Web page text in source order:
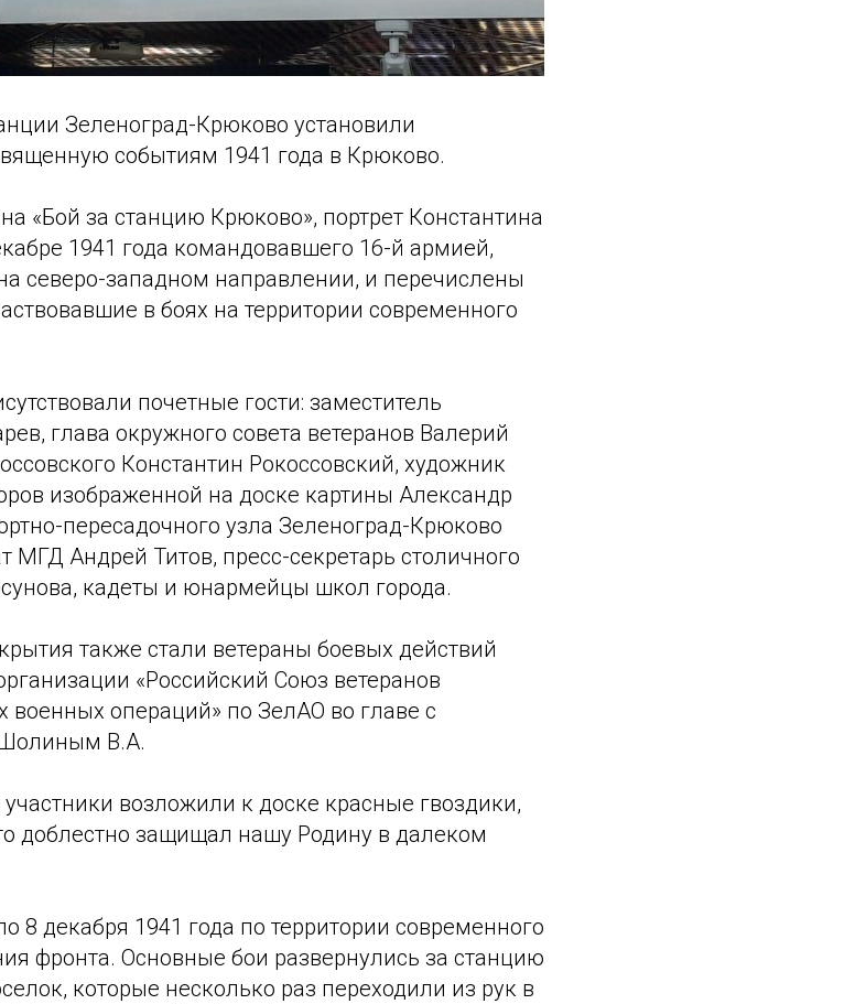
Зеленоград-Крюково установили
событиям 1941 года в Крюково.
«Бой за станцию Крюково», портрет Константина
1941 года командовавшего 16-й армией,
северо-западном направлении, и перечислены
в боях на территории современного
почетные гости: заместитель
глава окружного совета ветеранов Валерий
Константин Рокоссовский, художник
изображенной на доске картины Александр
пересадочного узла Зеленоград-Крюково
МГД Андрей Титов, пресс-секретарь столичного
кадеты и юнармейцы школ города.
также стали ветераны боевых действий
«Российский Союз ветеранов
военных операций» по ЗелАО во главе с
В.А.
возложили к доске красные гвоздики,
доблестно защищал нашу Родину в далеком
8 декабря 1941 года по территории современного
фронта. Основные бои развернулись за станцию
которые несколько раз переходили из рук в